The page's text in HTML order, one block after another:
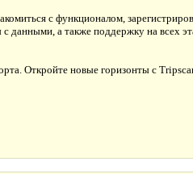
с функционалом,
данными, а также поддержку на всех
Откройте новые горизонты с